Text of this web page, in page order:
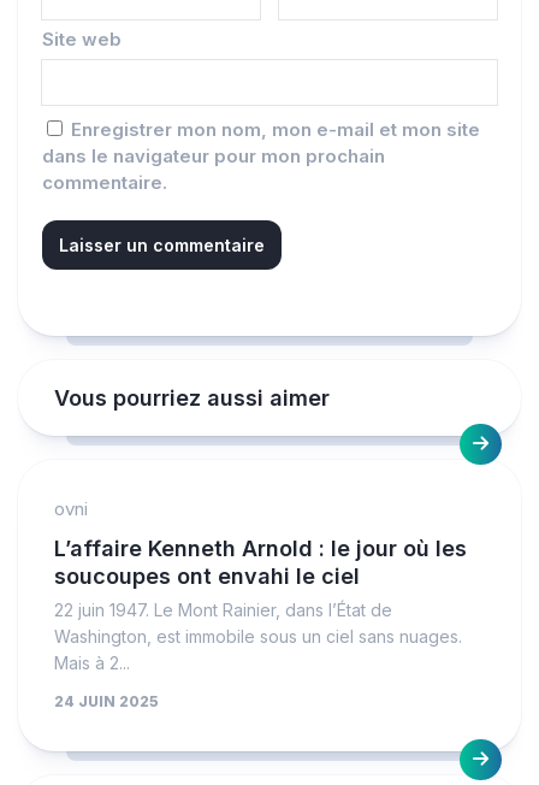
Site web
Enregistrer mon nom, mon e-mail et mon site
dans le navigateur pour mon prochain
commentaire.
Vous pourriez aussi aimer
ovni
L’affaire Kenneth Arnold : le jour où les
soucoupes ont envahi le ciel
22 juin 1947. Le Mont Rainier, dans l’État de
Washington, est immobile sous un ciel sans nuages.
Mais à 2...
24 JUIN 2025